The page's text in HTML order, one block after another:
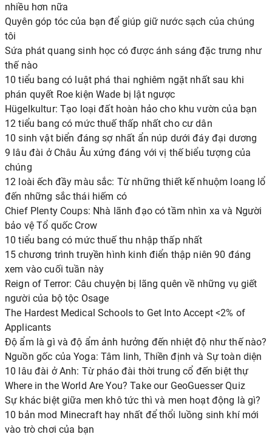
nhiều hơn nữa
Quyên góp tóc của bạn để giúp giữ nước sạch của chúng
tôi
Sứa phát quang sinh học có được ánh sáng đặc trưng như
thế nào
10 tiểu bang có luật phá thai nghiêm ngặt nhất sau khi
phán quyết Roe kiện Wade bị lật ngược
Hügelkultur: Tạo loại đất hoàn hảo cho khu vườn của bạn
12 tiểu bang có mức thuế thấp nhất cho cư dân
10 sinh vật biển đáng sợ nhất ẩn núp dưới đáy đại dương
9 lâu đài ở Châu Âu xứng đáng với vị thế biểu tượng của
chúng
12 loài ếch đầy màu sắc: Từ những thiết kế nhuộm loang lổ
đến những sắc thái hiếm có
Chief Plenty Coups: Nhà lãnh đạo có tầm nhìn xa và Người
bảo vệ Tổ quốc Crow
10 tiểu bang có mức thuế thu nhập thấp nhất
15 chương trình truyền hình kinh điển thập niên 90 đáng
xem vào cuối tuần này
Reign of Terror: Câu chuyện bị lãng quên về những vụ giết
người của bộ tộc Osage
The Hardest Medical Schools to Get Into Accept <2% of
Applicants
Độ ẩm là gì và độ ẩm ảnh hưởng đến nhiệt độ như thế nào?
Nguồn gốc của Yoga: Tâm linh, Thiền định và Sự toàn diện
10 lâu đài ở Anh: Từ pháo đài thời trung cổ đến biệt thự
Where in the World Are You? Take our GeoGuesser Quiz
Sự khác biệt giữa men khô tức thì và men hoạt động là gì?
10 bản mod Minecraft hay nhất để thổi luồng sinh khí mới
vào trò chơi của bạn